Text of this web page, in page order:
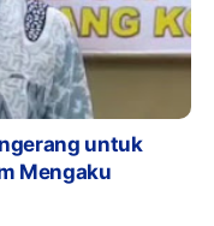
untuk
Mengaku